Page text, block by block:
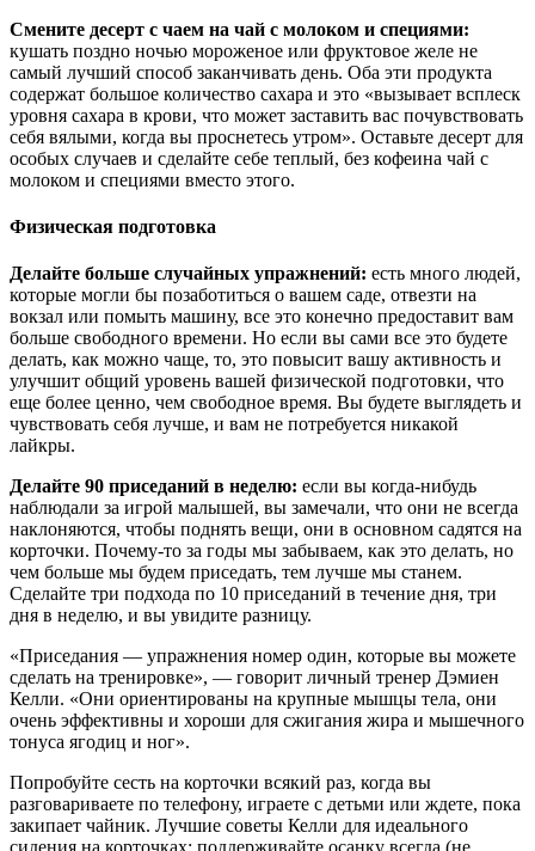
Смените десерт с чаем на чай с молоком и специями:
кушать поздно ночью мороженое или фруктовое желе не
самый лучший способ заканчивать день. Оба эти продукта
содержат большое количество сахара и это «вызывает всплеск
уровня сахара в крови, что может заставить вас почувствовать
себя вялыми, когда вы проснетесь утром». Оставьте десерт для
особых случаев и сделайте себе теплый, без кофеина чай с
молоком и специями вместо этого.
Физическая подготовка
Делайте больше случайных упражнений: есть много людей,
которые могли бы позаботиться о вашем саде, отвезти на
вокзал или помыть машину, все это конечно предоставит вам
больше свободного времени. Но если вы сами все это будете
делать, как можно чаще, то, это повысит вашу активность и
улучшит общий уровень вашей физической подготовки, что
еще более ценно, чем свободное время. Вы будете выглядеть и
чувствовать себя лучше, и вам не потребуется никакой
лайкры.
Делайте 90 приседаний в неделю: если вы когда-нибудь
наблюдали за игрой малышей, вы замечали, что они не всегда
наклоняются, чтобы поднять вещи, они в основном садятся на
корточки. Почему-то за годы мы забываем, как это делать, но
чем больше мы будем приседать, тем лучше мы станем.
Сделайте три подхода по 10 приседаний в течение дня, три
дня в неделю, и вы увидите разницу.
«Приседания — упражнения номер один, которые вы можете
сделать на тренировке», — говорит личный тренер Дэмиен
Келли. «Они ориентированы на крупные мышцы тела, они
очень эффективны и хороши для сжигания жира и мышечного
тонуса ягодиц и ног».
Попробуйте сесть на корточки всякий раз, когда вы
разговариваете по телефону, играете с детьми или ждете, пока
закипает чайник. Лучшие советы Келли для идеального